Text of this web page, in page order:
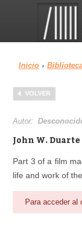
Menu
Biblioteca
Área
Inicio ›
VOLVER
Autor:
John W.
Part 3 of a film
life and work of
Para acceder al